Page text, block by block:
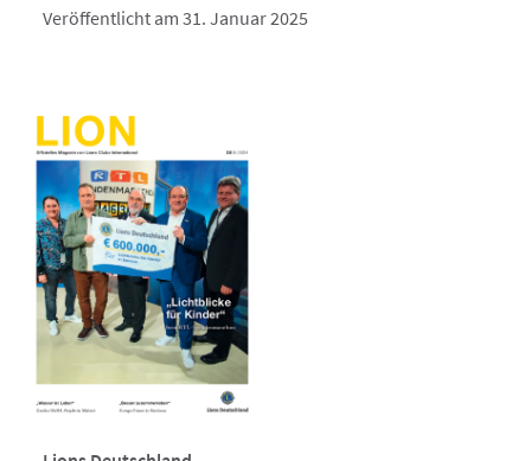
Veröffentlicht am 31. Januar 2025